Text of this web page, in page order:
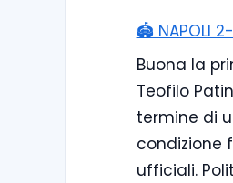
🏟️ NAPOLI
Buona la
Teofilo
termine di
condizione
ufficiali.